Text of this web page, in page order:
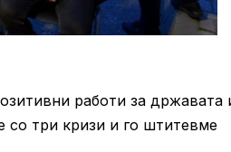
работи за државата
со три кризи и го штитевме